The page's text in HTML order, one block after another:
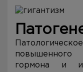
гормона и